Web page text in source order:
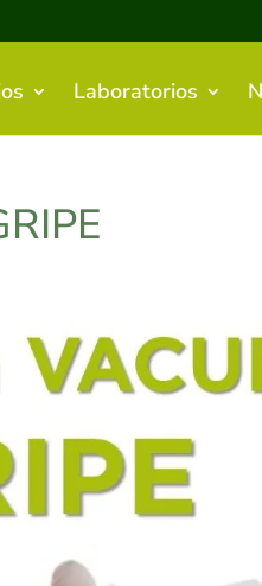
Laboratorios